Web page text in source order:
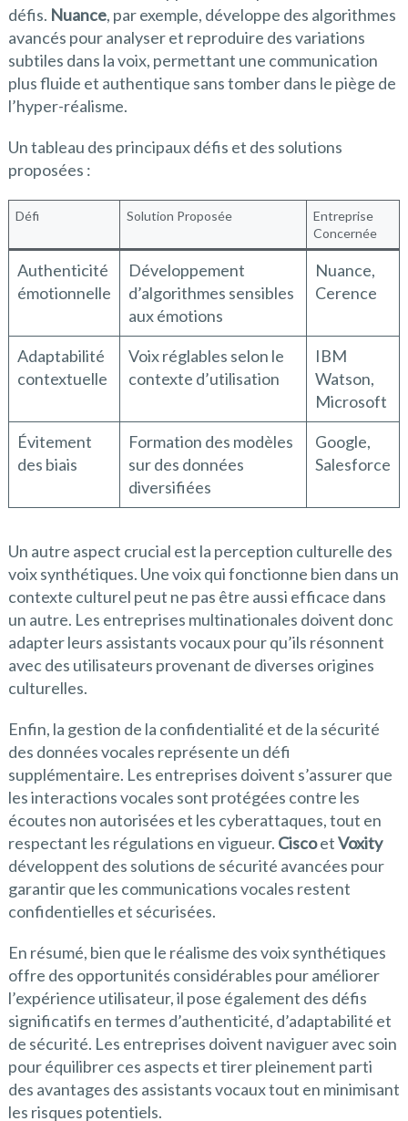
défis. Nuance, par exemple, développe des algorithmes
avancés pour analyser et reproduire des variations
subtiles dans la voix, permettant une communication
plus fluide et authentique sans tomber dans le piège de
l’hyper-réalisme.
Un tableau des principaux défis et des solutions
proposées :
Défi Solution Proposée
Entreprise
Concernée
Authenticité
émotionnelle
Développement
d’algorithmes sensibles
aux émotions
Nuance,
Cerence
Adaptabilité
contextuelle
Voix réglables selon le
contexte d’utilisation
IBM
Watson,
Microsoft
Évitement
des biais
Formation des modèles
sur des données
diversifiées
Google,
Salesforce
Un autre aspect crucial est la perception culturelle des
voix synthétiques. Une voix qui fonctionne bien dans un
contexte culturel peut ne pas être aussi efficace dans
un autre. Les entreprises multinationales doivent donc
adapter leurs assistants vocaux pour qu’ils résonnent
avec des utilisateurs provenant de diverses origines
culturelles.
Enfin, la gestion de la confidentialité et de la sécurité
des données vocales représente un défi
supplémentaire. Les entreprises doivent s’assurer que
les interactions vocales sont protégées contre les
écoutes non autorisées et les cyberattaques, tout en
respectant les régulations en vigueur. CiscoetVoxity
développent des solutions de sécurité avancées pour
garantir que les communications vocales restent
confidentielles et sécurisées.
En résumé, bien que le réalisme des voix synthétiques
offre des opportunités considérables pour améliorer
l’expérience utilisateur, il pose également des défis
significatifs en termes d’authenticité, d’adaptabilité et
de sécurité. Les entreprises doivent naviguer avec soin
pour équilibrer ces aspects et tirer pleinement parti
des avantages des assistants vocaux tout en minimisant
les risques potentiels.